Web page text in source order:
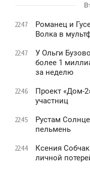
22:47
Романец и
Волка в
22:47
У Ольги
более 1
за неделю
22:46
Проект «Дом-
участниц
22:45
Рустам
пельмень
22:44
Ксения
личной